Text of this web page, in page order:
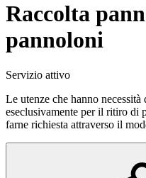
Raccolta
pannoloni
Servizio attivo
Le utenze che hanno
eseclusivamente per il ritiro di
farne richiesta attraverso il